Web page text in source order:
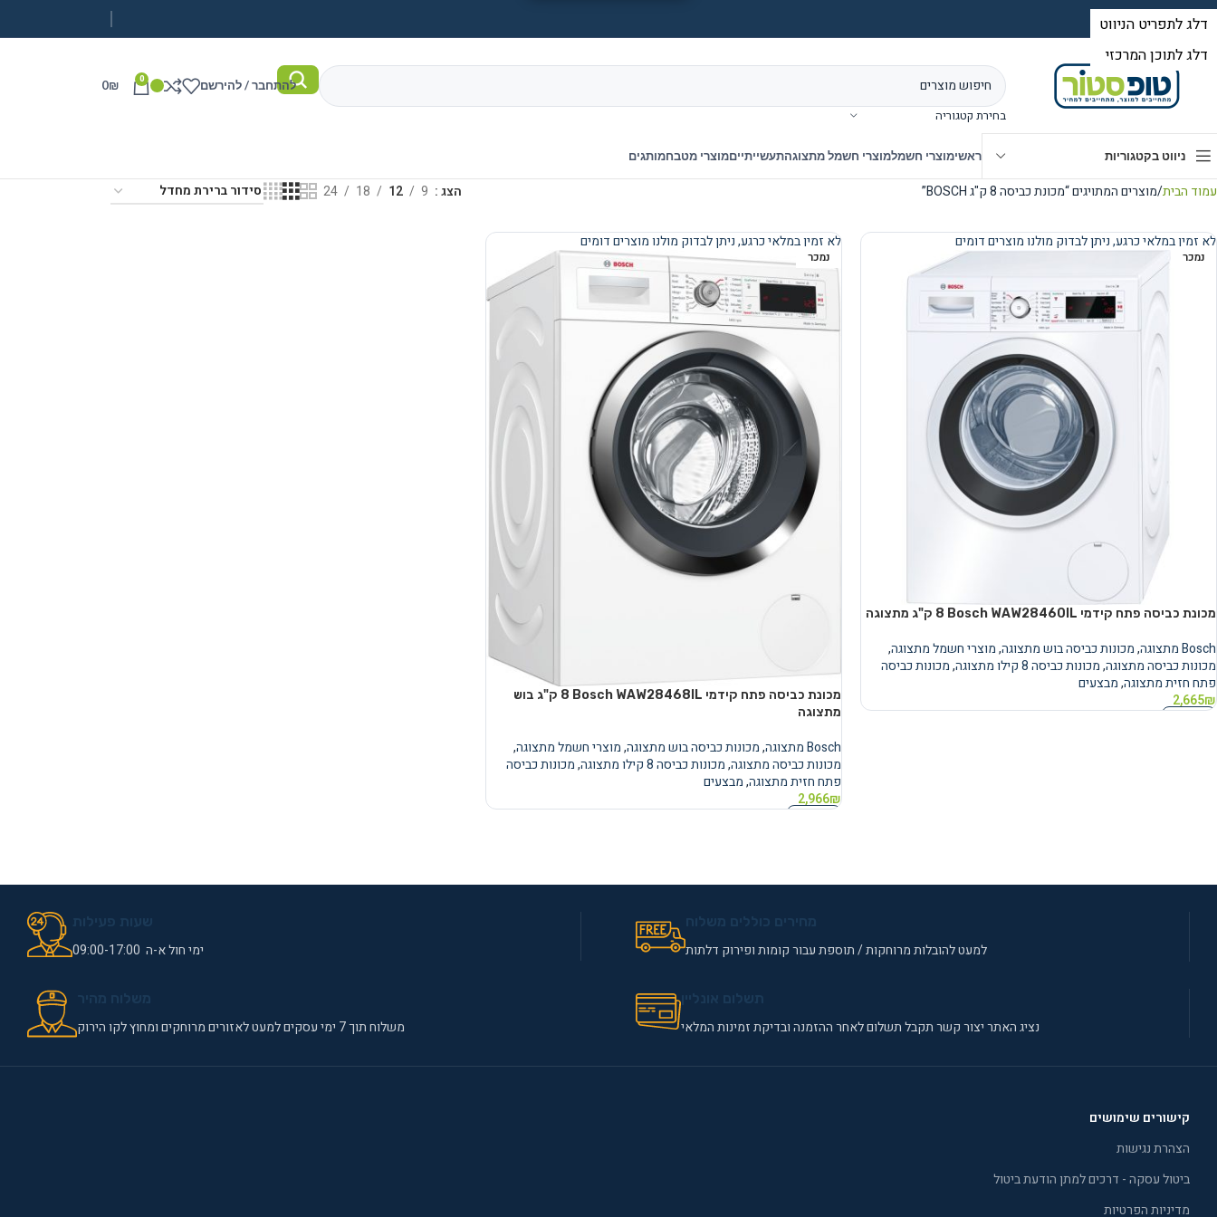
בחירת קטגוריה
להתחבר / להירשם 0
0₪
ניווט בקטגוריות ראשימוצרי חשמלמוצרי חשמל מתצוגהתעשייתייםמוצרי מטבחמותגים
עמוד הבית מוצרים המתויגים “מכונת כביסה 8 ק"ג BOSCH” הצג 9
12
18
24
נמכר
לא זמין במלאי כרגע, ניתן לבדוק מולנו מוצרים דומים
מכונת כביסה פתח קידמי Bosch WAW28460IL ‏8 ‏ק"ג מתצוגה
Bosch מתצוגה ,מכונות כביסה בוש מתצוגה,מוצרי חשמל מתצוגה,
מכונות כביסה מתצוגה,מכונות כביסה 8 קילו מתצוגה ,מכונות כביסה
פתח חזית מתצוגה,מבצעים
2,665₪
מידע נוסף
נמכר
לא זמין במלאי כרגע, ניתן לבדוק מולנו מוצרים דומים
מכונת כביסה ‏פתח קידמי Bosch WAW28468IL ‏8 ‏ק"ג בוש
מתצוגה
Bosch מתצוגה ,מכונות כביסה בוש מתצוגה,מוצרי חשמל מתצוגה,
מכונות כביסה מתצוגה,מכונות כביסה 8 קילו מתצוגה ,מכונות כביסה
פתח חזית מתצוגה,מבצעים
2,966₪
מידע נוסף
למעט להובלות מרוחקות / תוספת עבור קומות ופירוק דלתות ימי חול א-ה 09:00-17:00
נציג האתר יצור קשר תקבל תשלום לאחר ההזמנה ובדיקת זמינות המלאי משלוח תוך 7 ימי עסקים למעט לאזורים מרוחקים ומחוץ לקו הירוק
קישורים שימושים
הצהרת נגישות
ביטול עסקה - דרכים למתן הודעת ביטול
מדיניות הפרטיות